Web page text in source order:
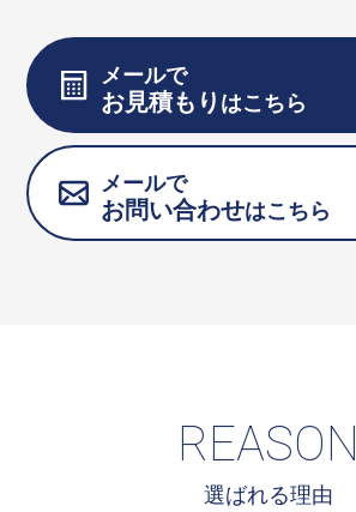
メールで
お見積もりはこちら
メールで
お問い合わせはこちら
REASON
選ばれる理由